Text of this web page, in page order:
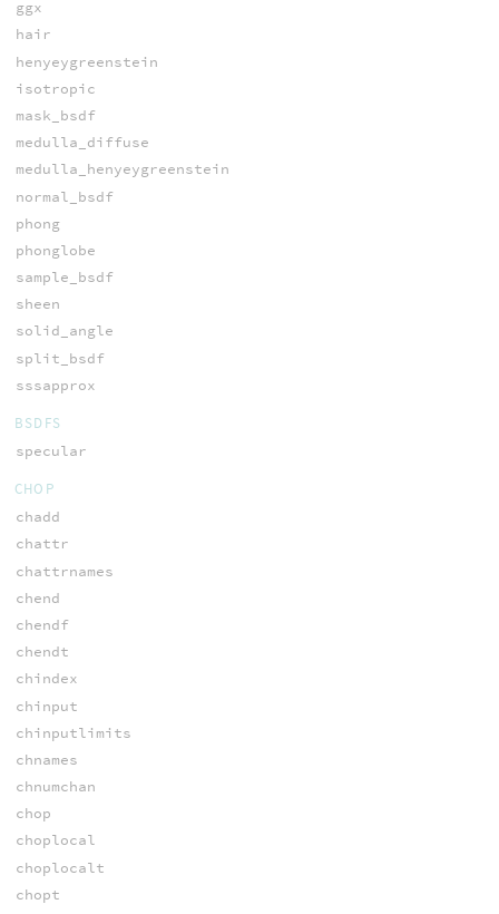
ggx
hair
henyeygreenstein
isotropic
mask_bsdf
medulla_diffuse
medulla_henyeygreenstein
normal_bsdf
phong
phonglobe
sample_bsdf
sheen
solid_angle
split_bsdf
sssapprox
BSDFS
specular
CHOP
chadd
chattr
chattrnames
chend
chendf
chendt
chindex
chinput
chinputlimits
chnames
chnumchan
chop
choplocal
choplocalt
chopt